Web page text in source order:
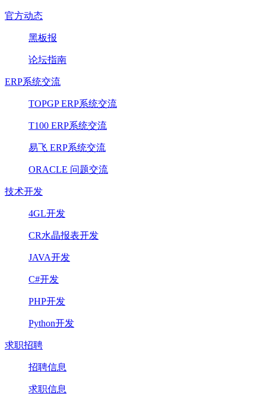
官方动态
黑板报
论坛指南
ERP系统交流
TOPGP ERP系统交流
T100 ERP系统交流
易飞 ERP系统交流
ORACLE 问题交流
技术开发
4GL开发
CR水晶报表开发
JAVA开发
C#开发
PHP开发
Python开发
求职招聘
招聘信息
求职信息